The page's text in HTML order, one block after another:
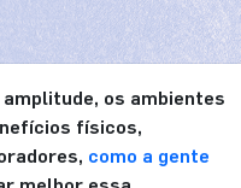
os ambientes
físicos,
como a gente